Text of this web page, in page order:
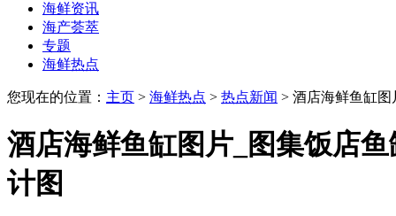
海鲜资讯
海产荟萃
专题
海鲜热点
您现在的位置： 主页 > 海鲜热点 > 热点新闻 > 酒店海鲜鱼缸
酒店海鲜鱼缸图片_图集饭店
计图